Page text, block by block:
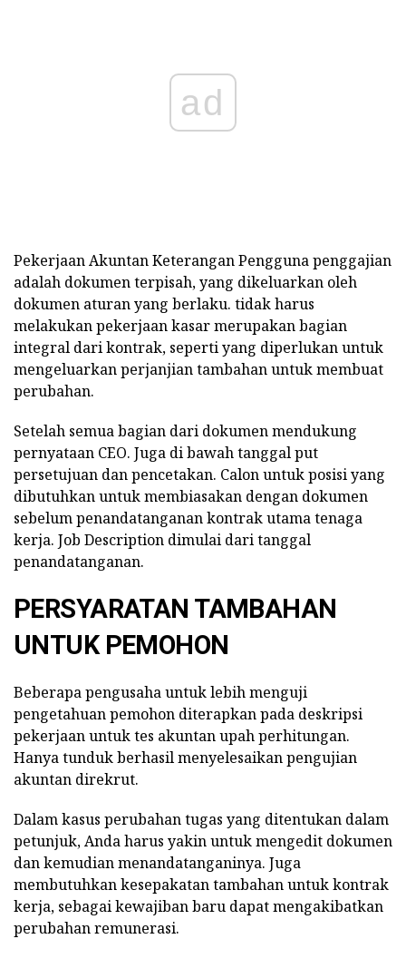
ad
Pekerjaan Akuntan Keterangan Pengguna penggajian
adalah dokumen terpisah, yang dikeluarkan oleh
dokumen aturan yang berlaku. tidak harus
melakukan pekerjaan kasar merupakan bagian
integral dari kontrak, seperti yang diperlukan untuk
mengeluarkan perjanjian tambahan untuk membuat
perubahan.
Setelah semua bagian dari dokumen mendukung
pernyataan CEO. Juga di bawah tanggal put
persetujuan dan pencetakan. Calon untuk posisi yang
dibutuhkan untuk membiasakan dengan dokumen
sebelum penandatanganan kontrak utama tenaga
kerja. Job Description dimulai dari tanggal
penandatanganan.
PERSYARATAN TAMBAHAN
UNTUK PEMOHON
Beberapa pengusaha untuk lebih menguji
pengetahuan pemohon diterapkan pada deskripsi
pekerjaan untuk tes akuntan upah perhitungan.
Hanya tunduk berhasil menyelesaikan pengujian
akuntan direkrut.
Dalam kasus perubahan tugas yang ditentukan dalam
petunjuk, Anda harus yakin untuk mengedit dokumen
dan kemudian menandatanganinya. Juga
membutuhkan kesepakatan tambahan untuk kontrak
kerja, sebagai kewajiban baru dapat mengakibatkan
perubahan remunerasi.